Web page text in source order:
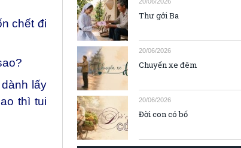
chết đi
lấy
thì tui
Thư gởi Ba
20/06/2026
Chuyến xe đêm
20/06/2026
Đời con có bố